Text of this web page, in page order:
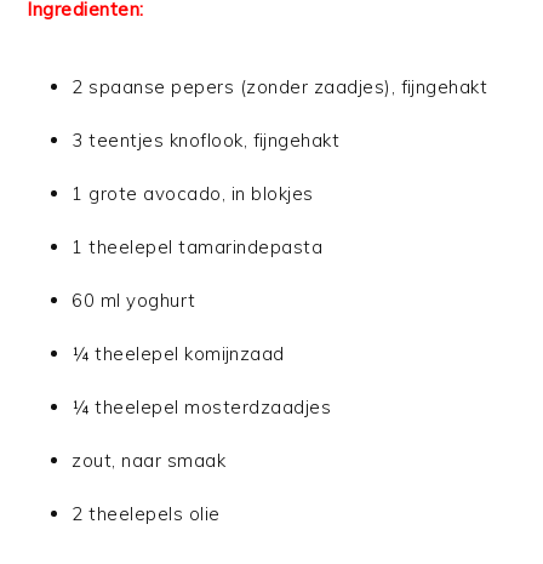
Ingredienten:
2 spaanse pepers (zonder zaadjes), fijngehakt
3 teentjes knoflook, fijngehakt
1 grote avocado, in blokjes
1 theelepel tamarindepasta
60 ml yoghurt
¼ theelepel komijnzaad
¼ theelepel mosterdzaadjes
zout, naar smaak
2 theelepels olie